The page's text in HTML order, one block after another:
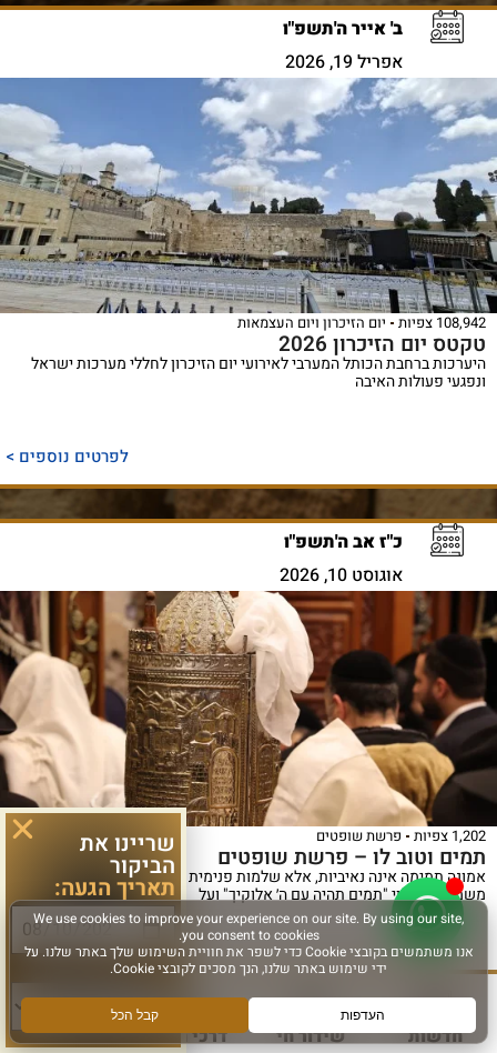
ב' אייר ה'תשפ"ו
אפריל 19, 2026
108,942 צפיות יום הזיכרון ויום העצמאות
טקטס יום הזיכרון 2026
היערכות ברחבת הכותל המערבי לאירועי יום הזיכרון לחללי מערכות ישראל
ונפגעי פעולות האיבה
לפרטים נוספים >
כ"ז אב ה'תשפ"ו
אוגוסט 10, 2026
1,202 צפיות פרשת שופטים
תמים וטוב לו – פרשת שופטים
אמונה תמימה אינה נאיביות, אלא שלמות פנימית וביטחון עמוק בבורא. על
משמעות הציווי "תמים תהיה עם ה׳ אלוקיך" ועל
לפרטים נוספים >
כ"א אב ה'תשפ"וחדשות שידור חי דרכי הגעה עוד
שריינו את
הביקור
תאריך הגעה:
סוג פעילות: